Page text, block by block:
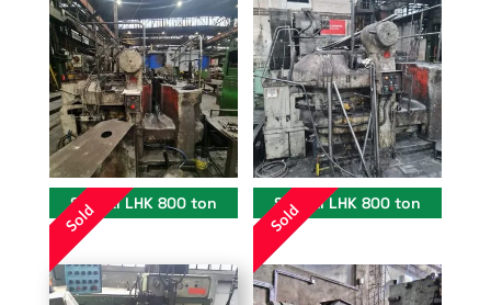
Sold
Smeral LHK 800 ton Sold
Smeral LHK 800 ton